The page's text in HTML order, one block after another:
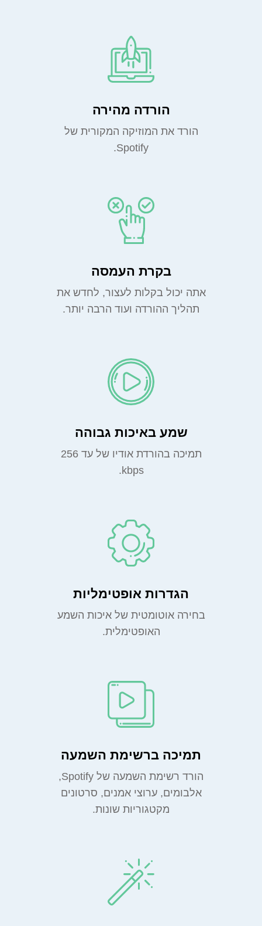
הורדה מהירה
הורד את המוזיקה המקורית של
Spotify.
בקרת העמסה
אתה יכול בקלות לעצור, לחדש את
תהליך ההורדה ועוד הרבה יותר.
שמע באיכות גבוהה
תמיכה בהורדת אודיו של עד 256
kbps.
הגדרות אופטימליות
בחירה אוטומטית של איכות השמע
האופטימלית.
תמיכה ברשימת השמעה
הורד רשימת השמעה של Spotify,
אלבומים, ערוצי אמנים, סרטונים
מקטגוריות שונות.